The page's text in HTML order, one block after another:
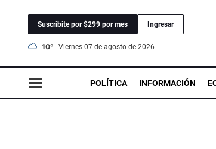
Suscribite por $299 por mes Ingresar
10° viernes 07 de agosto de 2026
POLÍTICA INFORMACIÓN